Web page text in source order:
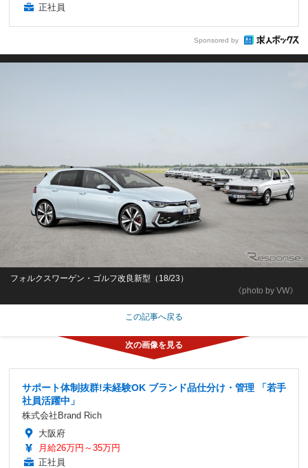
正社員
Sponsored by
《photo by VW》
フォルクスワーゲン・ゴルフ改良新型（18/23）
この記事へ戻る
サポート体制抜群!未経験OK ブランド品仕分け・管理 「若手
社員活躍中」
株式会社Brand Rich
大阪府
月給26万円～35万円
正社員